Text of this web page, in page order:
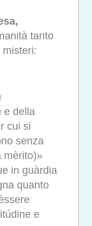
tanto
e della
cui si
senza
mèrito)»
in guàrdia
quanto
e